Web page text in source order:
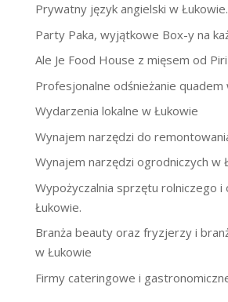
Prywatny język angielski w Łukowie.
Party Paka, wyjątkowe Box-y na
Ale Je Food House z mięsem od
Profesjonalne odśnieżanie quadem
Wydarzenia lokalne w Łukowie
Wynajem narzędzi do
Wynajem narzędzi ogrodniczych w
Wypożyczalnia sprzętu rolniczego
Łukowie.
Branża beauty oraz fryzjerzy i
w Łukowie
Firmy cateringowe i